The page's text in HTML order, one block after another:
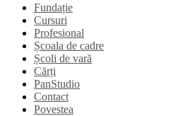
Fundație
Cursuri
Profesional
Școala de cadre
Școli de vară
Cărți
PanStudio
Contact
Povestea